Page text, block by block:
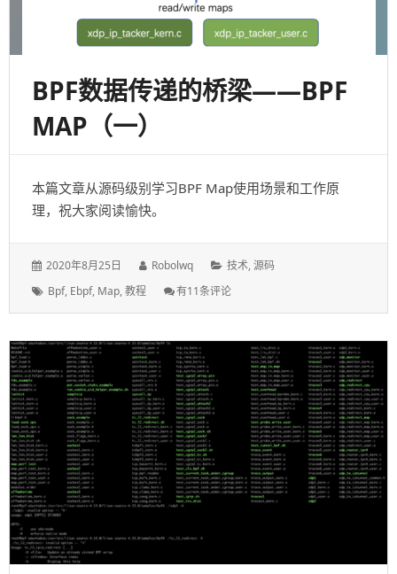
BPF数据传递的桥梁——BPF
MAP（一）
本篇文章从源码级别学习BPF Map使用场景和工作原
理，祝大家阅读愉快。
发
于：
2020年8月25日
作
Robolwq
分
技术,源码
标
Bpf, Ebpf, Map,教程
BPF
传
递
的
桥
梁
——
BPF
Map（一）
有11条评论